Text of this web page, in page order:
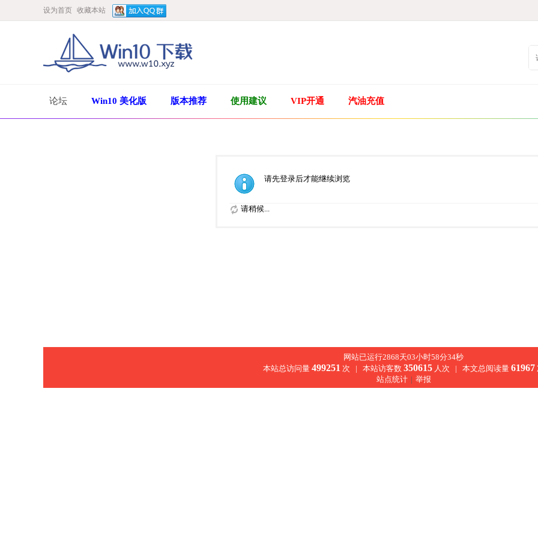
设为首页 收藏本站
论坛 Win10 美化版 版本推荐 使用建议 VIP开通 汽油充值
请先登录后才能继续浏览
请稍候...
网站已运行2868天03小时58分34秒
本站总访问量 499251 次 | 本站访客数 350615人次 | 本文总阅读量 61967
站点统计 | 举报